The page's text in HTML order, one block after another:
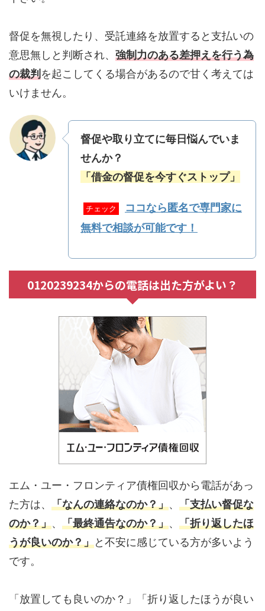
督促を無視したり、受託連絡を放置すると支払いの
意思無しと判断され、 強制力のある差押えを行う為
の裁判を起こしてくる場合があるので甘く考えては
いけません。
督促や取り立てに毎日悩んでいま
せんか？
「借金の督促を今すぐストップ」
チェック
ココなら匿名で専門家に
無料で相談が可能です！
0120239234からの電話は出た方がよい？
エム・ユー・フロンティア債権回収から電話があっ
た方は、 「なんの連絡なのか？」、 「支払い督促な
のか？」、 「最終通告なのか？」、 「折り返したほ
うが良いのか？」と不安に感じている方が多いよう
です。
「放置しても良いのか？」「折り返したほうが良い